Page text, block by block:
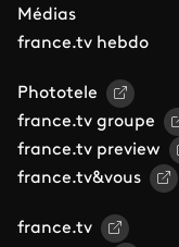
Médias
france.tv hebdo
Phototele
france.tv groupe
france.tv preview
france.tv&vous
france.tv